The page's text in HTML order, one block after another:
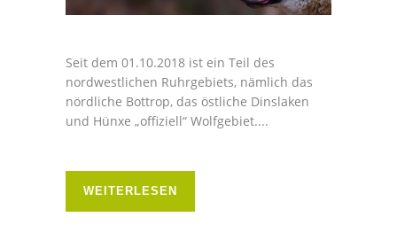
Seit dem 01.10.2018 ist ein Teil des
nordwestlichen Ruhrgebiets, nämlich das
nördliche Bottrop, das östliche Dinslaken
und Hünxe „offiziell“ Wolfgebiet....
WEITERLESEN